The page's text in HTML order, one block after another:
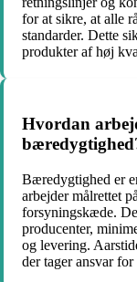
for at sikre, at alle
standarder. Dette
produkter af høj
Hvordan
Bæredygtighed er
arbejder målrettet
forsyningskæde.
producenter,
og levering.
der tager ansvar